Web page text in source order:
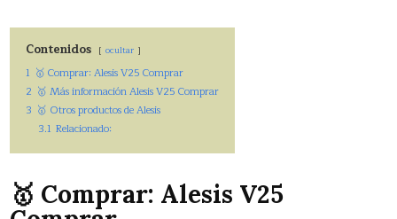
Contenidos ocultar
1 🥇 Comprar: Alesis V25 Comprar
2 🥇 Más información Alesis V25 Comprar
3 🥇 Otros productos de Alesis
3.1 Relacionado:
🥇 Comprar: Alesis V25